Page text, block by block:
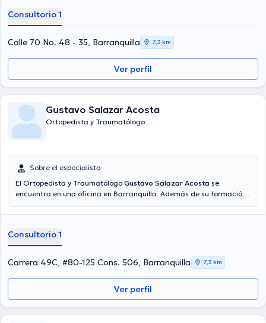
se ha destacados como miembro de diversas asociaciones
médicas. Ricardo Anibal Silva Martinez ha cooperado en múltiples
conferencias con la intención de tener una formación continua en
su disciplina de especialización y ha compartido diferentes
comunicados. Español son los idiomas usados por el médico.
Consultorio 1
Calle 70 No. 48 - 35, Barranquilla 7,3 km
Ver perfil
Gustavo Salazar Acosta
Ortopedista y Traumatólogo
Sobre el especialista
El Ortopedista y Traumatólogo Gustavo Salazar Acosta se
encuentra en una oficina en Barranquilla. Además de su formación
su área de especialidad. El médico tiene varios años de experiencia
destacados como miembro de diversas asociaciones médicas.
Gustavo Salazar Acosta ha intervenido en incontables conferencias
con la meta de tener una formación continua en su ámbito de
especialización y ha anunciado diversos comunicados. Por último, el
Dr. puede hablar en Español.
Consultorio 1
Carrera 49C, #80-125 Cons. 506, Barranquilla 7,3 km
Ver perfil